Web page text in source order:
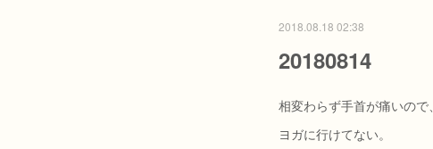
2018.08.18 02:38
20180814
相変わらず手首が痛いので、
ヨガに行けてない。